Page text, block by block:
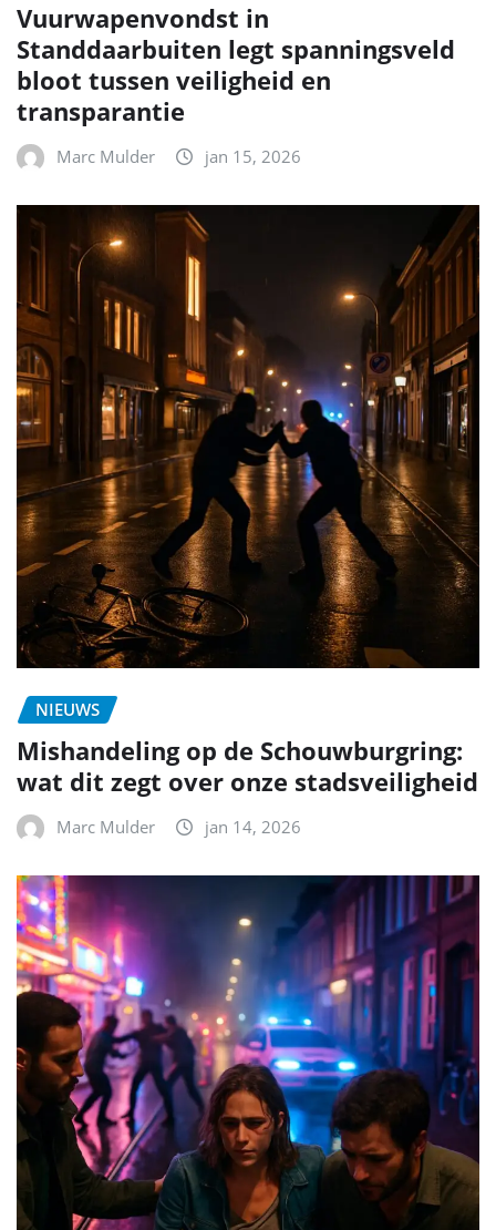
Vuurwapenvondst in
Standdaarbuiten legt spanningsveld
bloot tussen veiligheid en
transparantie
Marc Mulder jan 15, 2026
NIEUWS
Mishandeling op de Schouwburgring:
wat dit zegt over onze stadsveiligheid
Marc Mulder jan 14, 2026